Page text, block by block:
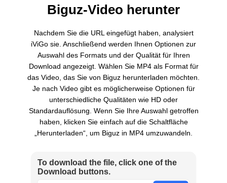
Biguz-Video herunter
Nachdem Sie die URL eingefügt haben, analysiert
iViGo sie. Anschließend werden Ihnen Optionen zur
Auswahl des Formats und der Qualität für Ihren
Download angezeigt. Wählen Sie MP4 als Format für
das Video, das Sie von Biguz herunterladen möchten.
Je nach Video gibt es möglicherweise Optionen für
unterschiedliche Qualitäten wie HD oder
Standardauflösung. Wenn Sie Ihre Auswahl getroffen
haben, klicken Sie einfach auf die Schaltfläche
„Herunterladen“, um Biguz in MP4 umzuwandeln.